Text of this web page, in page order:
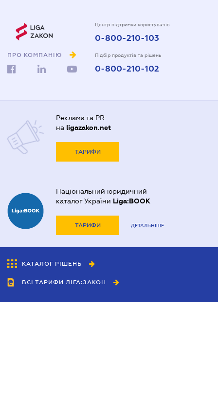
ПРО КОМПАНІЮ
Центр підтримки користувачів
0-800-210-103
Підбір продуктів та рішень
0-800-210-102
Реклама та PR
на ligazakon.net
ТАРИФИ
Національний юридичний
каталог України Liga:BOOK
ТАРИФИ ДЕТАЛЬНІШЕ
КАТАЛОГ РІШЕНЬ
ВСІ ТАРИФИ ЛІГА:ЗАКОН